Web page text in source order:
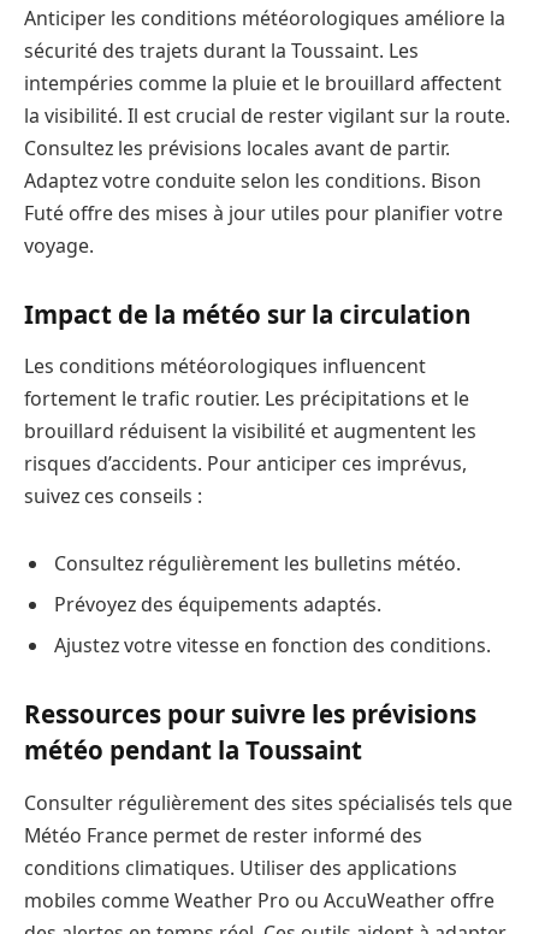
Anticiper les conditions météorologiques améliore la
sécurité des trajets durant la Toussaint. Les
intempéries comme la pluie et le brouillard affectent
la visibilité. Il est crucial de rester vigilant sur la route.
Consultez les prévisions locales avant de partir.
Adaptez votre conduite selon les conditions. Bison
Futé offre des mises à jour utiles pour planifier votre
voyage.
Impact de la météo sur la circulation
Les conditions météorologiques influencent
fortement le trafic routier. Les précipitations et le
brouillard réduisent la visibilité et augmentent les
risques d’accidents. Pour anticiper ces imprévus,
suivez ces conseils :
Consultez régulièrement les bulletins météo.
Prévoyez des équipements adaptés.
Ajustez votre vitesse en fonction des conditions.
Ressources pour suivre les prévisions
météo pendant la Toussaint
Consulter régulièrement des sites spécialisés tels que
Météo France permet de rester informé des
conditions climatiques. Utiliser des applications
mobiles comme Weather Pro ou AccuWeather offre